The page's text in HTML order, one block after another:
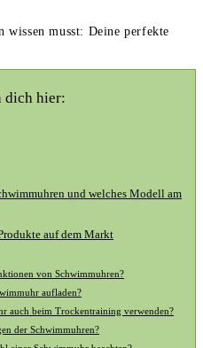
wissen musst: Deine perfekte
dich hier:
und welches Modell ‌am
auf dem ​Markt
von Schwimmuhren?
aufladen?
auch⁢ beim Trockentraining verwenden?
⁣der Schwimmuhren?